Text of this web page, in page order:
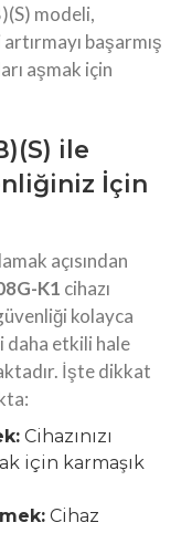
modeli,
başarmış
aşmak için
ile
İçin
açısından
K1 cihazı
kolayca
daha etkili hale
İşte dikkat
Cihazınızı
için karmaşık
Cihaz